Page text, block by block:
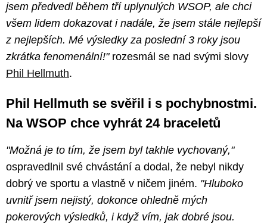
jsem předvedl během tří uplynulých WSOP, ale chci
všem lidem dokazovat i nadále, že jsem stále nejlepší
z nejlepších. Mé výsledky za poslední 3 roky jsou
zkrátka fenomenální!"rozesmál se nad svými slovy
Phil Hellmuth.
Phil Hellmuth se svěřil i s pochybnostmi.
Na WSOP chce vyhrát 24 braceletů
"Možná je to tím, že jsem byl takhle vychovaný,"
ospravedlnil své chvástání a dodal, že nebyl nikdy
dobrý ve sportu a vlastně v ničem jiném. "Hluboko
uvnitř jsem nejistý, dokonce ohledně mých
pokerových výsledků, i když vím, jak dobré jsou.